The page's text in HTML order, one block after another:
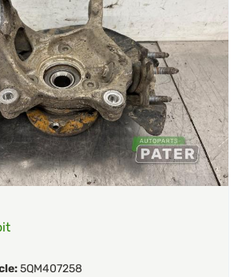
5QM407258